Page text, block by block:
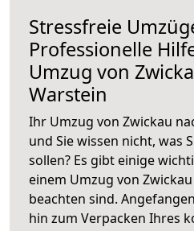
Stressfreie
Professionelle
Umzug von
Warstein
Ihr Umzug von Zwickau
und Sie wissen nicht, was
sollen? Es gibt einige
einem Umzug von
beachten sind.
hin zum Verpacken Ihres